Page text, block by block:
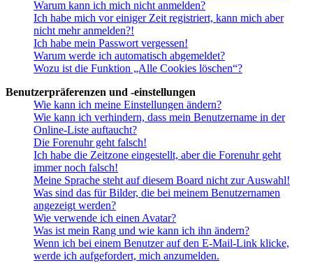
Warum kann ich mich nicht anmelden?
Ich habe mich vor einiger Zeit registriert, kann mich aber
nicht mehr anmelden?!
Ich habe mein Passwort vergessen!
Warum werde ich automatisch abgemeldet?
Wozu ist die Funktion „Alle Cookies löschen“?
Benutzerpräferenzen und -einstellungen
Wie kann ich meine Einstellungen ändern?
Wie kann ich verhindern, dass mein Benutzername in der
Online-Liste auftaucht?
Die Forenuhr geht falsch!
Ich habe die Zeitzone eingestellt, aber die Forenuhr geht
immer noch falsch!
Meine Sprache steht auf diesem Board nicht zur Auswahl!
Was sind das für Bilder, die bei meinem Benutzernamen
angezeigt werden?
Wie verwende ich einen Avatar?
Was ist mein Rang und wie kann ich ihn ändern?
Wenn ich bei einem Benutzer auf den E-Mail-Link klicke,
werde ich aufgefordert, mich anzumelden.